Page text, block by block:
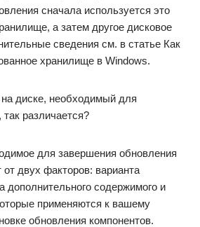
сначала используется это
а затем другое дисковое
сведения см. в статье Как
хранилище в Windows.
диске, необходимый для
различается?
для завершения обновления
от двух факторов: варианта
дополнительного содержимого и
применяются к вашему
обновления компонентов.